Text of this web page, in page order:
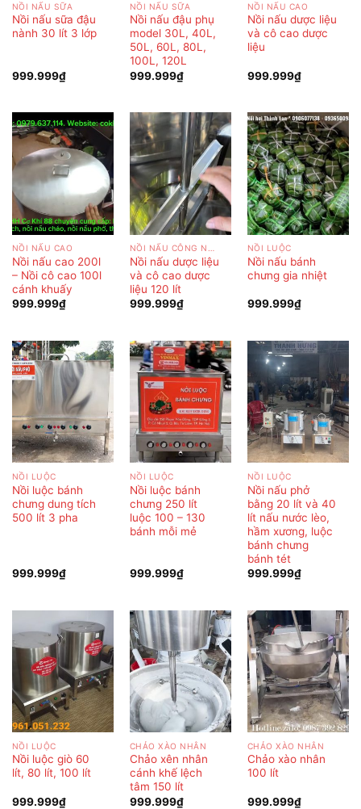
NỒI NẤU SỮA
Nồi nấu sữa đậu
nành 30 lít 3 lớp
999.999₫
NỒI NẤU SỮA
Nồi nấu đậu phụ
model 30L, 40L,
50L, 60L, 80L,
100L, 120L
999.999₫
NỒI NẤU CAO
Nồi nấu dược liệu
và cô cao dược
liệu
999.999₫
NỒI NẤU CAO
Nồi nấu cao 200l
– Nồi cô cao 100l
cánh khuấy
999.999₫
Nồi nấu dược liệu
và cô cao dược
liệu 120 lít
999.999₫
NỒI LUỘC
Nồi nấu bánh
chưng gia nhiệt
999.999₫
NỒI LUỘC
Nồi luộc bánh
chưng dung tích
500 lít 3 pha
999.999₫
NỒI LUỘC
Nồi luộc bánh
chưng 250 lít
luộc 100 – 130
bánh mỗi mẻ
999.999₫
NỒI LUỘC
Nồi nấu phở
bằng 20 lít và 40
lít nấu nước lèo,
hầm xương, luộc
bánh chưng
bánh tét
999.999₫
NỒI LUỘC
Nồi luộc giò 60
lít, 80 lít, 100 lít
999.999₫
CHẢO XÀO NHÂN
Chảo xên nhân
cánh khế lệch
tâm 150 lít
999.999₫
CHẢO XÀO NHÂN
Chảo xào nhân
100 lít
999.999₫